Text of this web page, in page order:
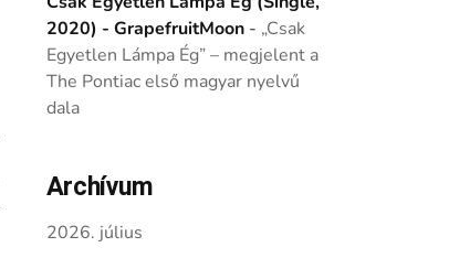
2020) - GrapefruitMoon- „Csak
Egyetlen Lámpa Ég” – megjelent a
The Pontiac első magyar nyelvű
dala
Archívum
2026. július